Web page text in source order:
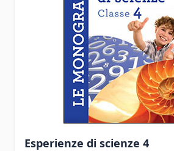
Esperienze di scienze 4